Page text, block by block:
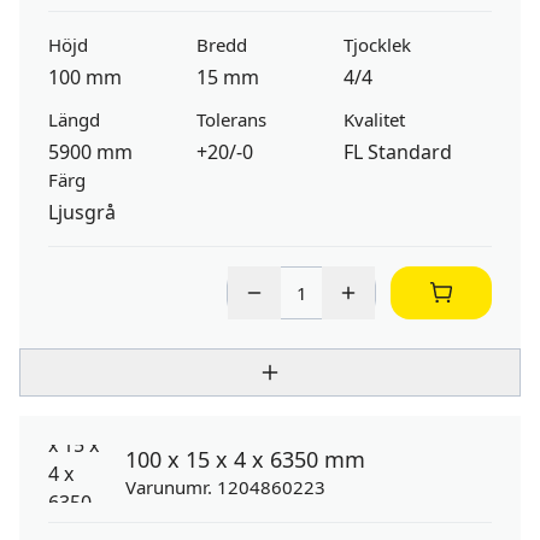
Höjd
100 mm
Bredd
15 mm
Tjocklek
4/4
Längd
5900 mm
Tolerans
+20/-0
Kvalitet
FL Standard
Färg
Ljusgrå
100 x 15 x 4 x 6350 mm
Varunumr. 1204860223